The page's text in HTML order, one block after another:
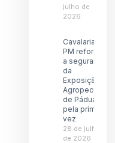
julho de
2026
Cavalaria da
PM reforçará
a segurança
da
Exposição
Agropecuária
de Pádua
pela primeira
vez
28 de julho
de 2026